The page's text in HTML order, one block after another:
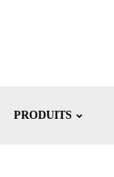
PRODUITS